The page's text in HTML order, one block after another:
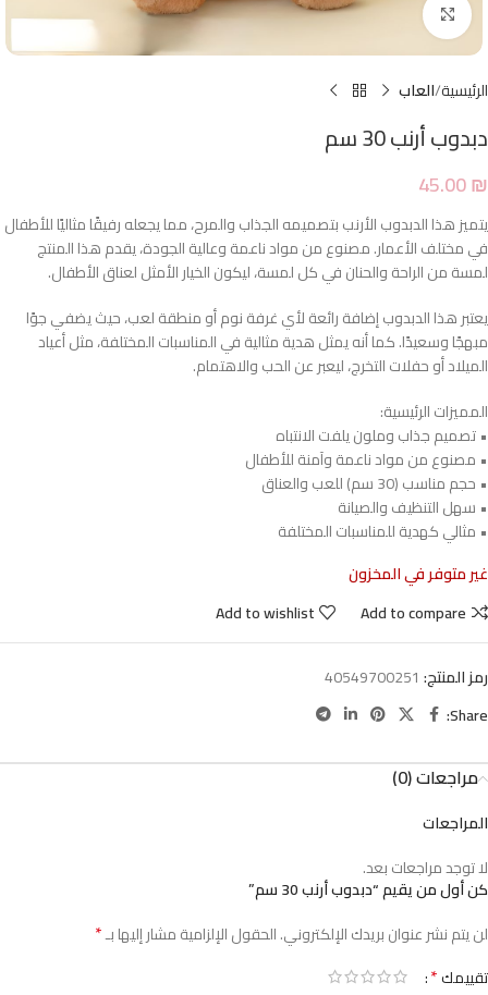
Click to enlarge
الرئيسية العاب
دبدوب أرنب 30 سم
45.00₪
يتميز هذا الدبدوب الأرنب بتصميمه الجذاب والمرح، مما يجعله رفيقًا مثاليًا للأطفال
في مختلف الأعمار. مصنوع من مواد ناعمة وعالية الجودة، يقدم هذا المنتج
لمسة من الراحة والحنان في كل لمسة، ليكون الخيار الأمثل لعناق الأطفال.
يعتبر هذا الدبدوب إضافة رائعة لأي غرفة نوم أو منطقة لعب، حيث يضفي جوًا
مبهجًا وسعيدًا. كما أنه يمثل هدية مثالية في المناسبات المختلفة، مثل أعياد
الميلاد أو حفلات التخرج، ليعبر عن الحب والاهتمام.
المميزات الرئيسية:
• تصميم جذاب وملون يلفت الانتباه
• مصنوع من مواد ناعمة وآمنة للأطفال
• حجم مناسب (30 سم) للعب والعناق
• سهل التنظيف والصيانة
• مثالي كهدية للمناسبات المختلفة
غير متوفر في المخزون
Add to compare
Add to wishlist
رمز المنتج: 40549700251
Share:
مراجعات (0)
المراجعات
لا توجد مراجعات بعد.
كن أول من يقيم “دبدوب أرنب 30 سم”
لن يتم نشر عنوان بريدك الإلكتروني.الحقول الإلزامية مشار إليها بـ*
تقييمك*